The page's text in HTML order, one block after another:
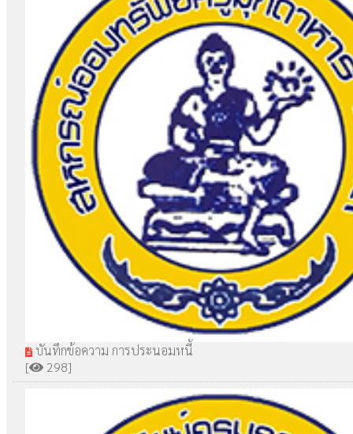
บันทึกข้อความ การประนอมหนี้
[
298]